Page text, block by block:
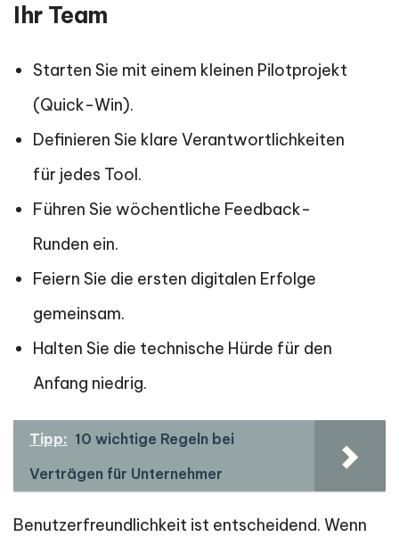
Ihr Team
Starten Sie mit einem kleinen Pilotprojekt
(Quick-Win).
Definieren Sie klare Verantwortlichkeiten
für jedes Tool.
Führen Sie wöchentliche Feedback-
Runden ein.
Feiern Sie die ersten digitalen Erfolge
gemeinsam.
Halten Sie die technische Hürde für den
Anfang niedrig.
Tipp: 10 wichtige Regeln bei
Verträgen für Unternehmer
Benutzerfreundlichkeit ist entscheidend. Wenn